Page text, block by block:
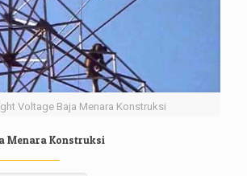
Voltage Baja Menara Konstruksi
Menara Konstruksi